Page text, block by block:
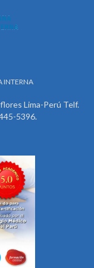
INTERNA
Lima-Perú Telf.
5396.